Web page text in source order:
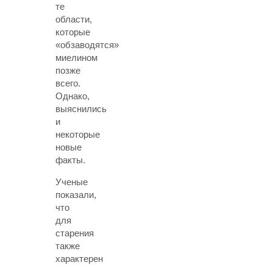
те
области,
которые
«обзаводятся»
миелином
позже
всего.
Однако,
выяснились
и
некоторые
новые
факты.
Ученые
показали,
что
для
старения
также
характерен